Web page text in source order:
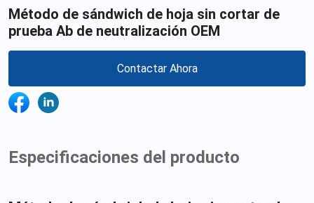
Método de sándwich de hoja sin cortar de
prueba Ab de neutralización OEM
Contactar Ahora
Especificaciones del producto